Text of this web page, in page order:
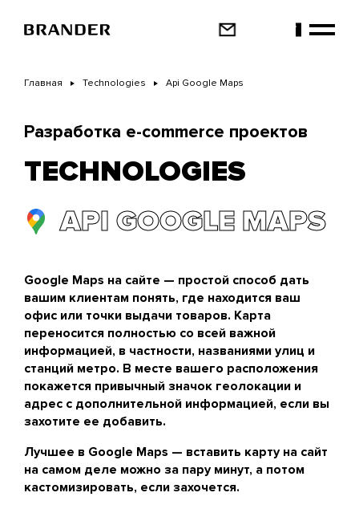
основному
Главная Technologies Api Google Maps
Разработка e-commerce проектов
TECHNOLOGIES
API GOOGLE MAPS
Google Maps на сайте — простой способ дать
вашим клиентам понять, где находится ваш
офис или точки выдачи товаров. Карта
переносится полностью со всей важной
информацией, в частности, названиями улиц и
станций метро. В месте вашего расположения
покажется привычный значок геолокации и
адрес с дополнительной информацией, если вы
захотите ее добавить.
Лучшее в Google Maps — вставить карту на сайт
на самом деле можно за пару минут, а потом
кастомизировать, если захочется.